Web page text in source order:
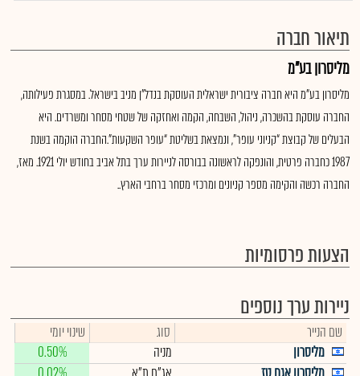
תיאור חברה
מליסרון בע"מ
מליסרון בע"מ היא חברה ציבורית ישראלית העוסקת בנדל"ן מניב בישראל. במסגרת פעילותה,
החברה עוסקת בהשכרה, ניהול, השבחה, הקמה ואחזקה של שטחי מסחר ומשרדים. היא
הבעלים של קבוצת “קניוני עופר”, ונמצאת בשליטת “עופר השקעות”.החברה הוקמה בשנת
1987 כחברה פרטית, והונפקה לראשונה בבורסה לניירות ערך בתל אביב בחודש יולי 1921. מאז,
החברה רכשה והקימה מספר קניונים ומרכזי מסחר ברחבי הארץ..
הצעות פרסומיות
ניירות ערך נוספים
שם הנייר סוג
שינוי יומי
מליסרון
מניה
0.50%